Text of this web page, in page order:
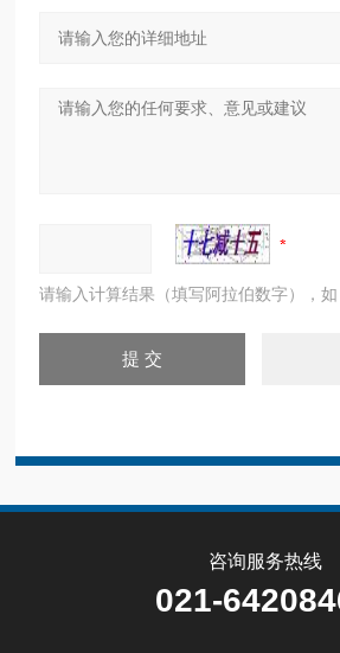
请输入计算结果（填写阿拉伯数字），
咨询服务热线
021-